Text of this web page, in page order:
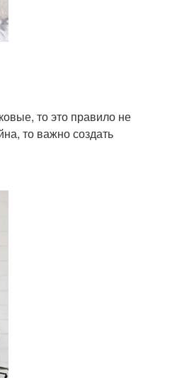
то это правило не
то важно создать